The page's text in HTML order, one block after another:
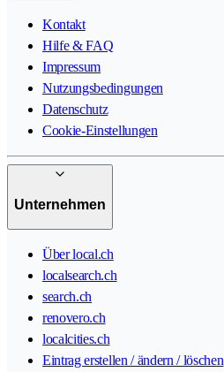
Kontakt
Hilfe & FAQ
Impressum
Nutzungsbedingungen
Datenschutz
Cookie-Einstellungen
Unternehmen
Über local.ch
localsearch.ch
search.ch
renovero.ch
localcities.ch
Eintrag erstellen / ändern / löschen